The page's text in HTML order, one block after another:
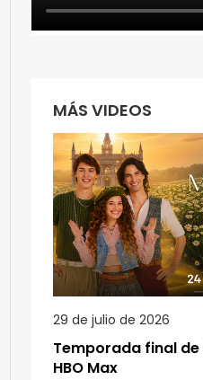
MÁS VIDEOS
29 de julio de 2026
Temporada final de
HBO Max